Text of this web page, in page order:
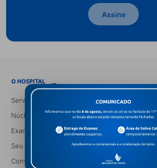
Assine
O HOSPITAL →
Serviços Médicos
Núcleos e Especialidades
Exames
Seu Médico
Convênios